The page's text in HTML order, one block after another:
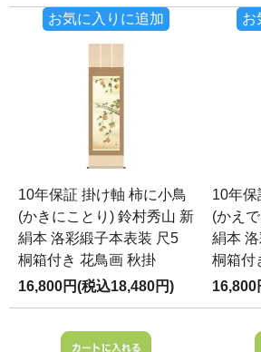
お気に入りに追加 お
10年保証 掛け軸 柿に小鳥
(かきにことり) 鈴村秀山 新
絹本 洛彩緞子本表装 尺5
桐箱付き 花鳥画 秋掛
16,800円(税込18,480円)
10年保
(かえ
絹本
桐箱付
16,800